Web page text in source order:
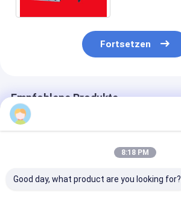
Fortsetzen
Empfohlene Produkte
8:18 PM
Good day, what product are you looking for?